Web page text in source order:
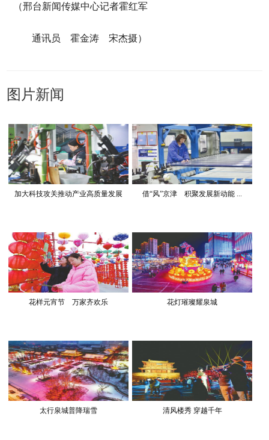
（邢台新闻传媒中心记者霍红军
通讯员 霍金涛 宋杰摄）
图片新闻
加大科技攻关推动产业高质量发展 借“风”京津 积聚发展新动能 ...
花样元宵节 万家齐欢乐 花灯璀璨耀泉城
太行泉城普降瑞雪 清风楼秀 穿越千年